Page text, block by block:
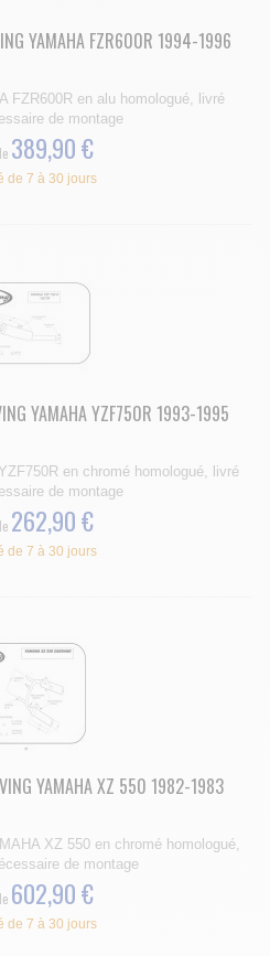
YAMAHA FZR600R 1994-1996
FZR600R en alu homologué, livré
de montage
389,90 €
de 7 à 30 jours
YAMAHA YZF750R 1993-1995
en chromé homologué, livré
de montage
262,90 €
de 7 à 30 jours
YAMAHA XZ 550 1982-1983
XZ 550 en chromé homologué,
de montage
602,90 €
de 7 à 30 jours